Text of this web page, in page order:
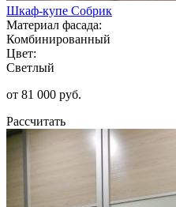
Шкаф-купе Собрик
Материал фасада:
Комбинированный
Цвет:
Светлый
от 81 000 руб.
Рассчитать